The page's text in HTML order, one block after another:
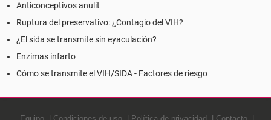
Anticonceptivos anulit
Ruptura del preservativo: ¿Contagio del VIH?
¿El sida se transmite sin eyaculación?
Enzimas infarto
Cómo se transmite el VIH/SIDA - Factores de riesgo